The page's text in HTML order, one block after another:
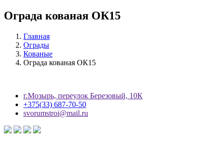
Ограда кованая ОК15
Главная
Ограды
Кованые
Ограда кованая ОК15
г.Мозырь, переулок Березовый, 10К
+375(33) 687-70-50
svorumstroi@mail.ru